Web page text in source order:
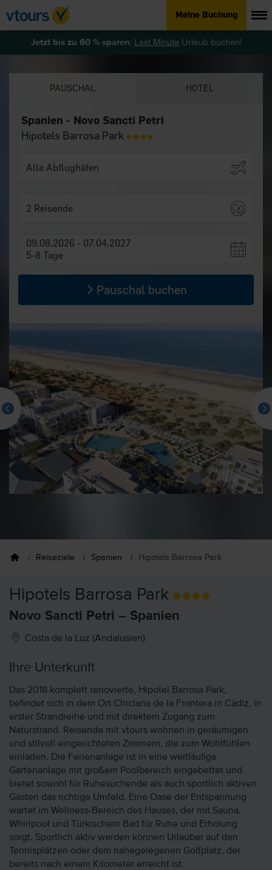
Meine Buchung
Jetzt bis zu 60 % sparen: Last MinuteUrlaub buchen!
PAUSCHAL HOTEL
Spanien - Novo Sancti Petri
Hipotels Barrosa Park
2 Reisende
09.08.2026 - 07.04.2027
5-8 Tage
Pauschal buchen
Reiseziele Spanien Hipotels Barrosa Park
Hipotels Barrosa Park
Novo Sancti Petri – Spanien
Costa de la Luz (Andalusien)
Ihre Unterkunft
Das 2018 komplett renovierte, Hipotel Barrosa Park,
befindet sich in dem Ort Chiclana de la Frontera in Cádiz, in
erster Strandreihe und mit direktem Zugang zum
Naturstrand. Reisende mit vtours wohnen in geräumigen
und stilvoll eingerichteten Zimmern, die zum Wohlfühlen
einladen. Die Ferienanlage ist in eine weitläufige
Gartenanlage mit großem Poolbereich eingebettet und
bietet sowohl für Ruhesuchende als auch sportlich aktiven
Gästen das richtige Umfeld. Eine Oase der Entspannung
wartet im Wellness-Bereich des Hauses, der mit Sauna,
Whirlpool und Türkischem Bad für Ruhe und Erholung
sorgt. Sportlich aktiv werden können Urlauber auf den
Tennisplätzen oder dem nahegelegenen Golfplatz, der
bereits nach einem Kilometer erreicht ist.